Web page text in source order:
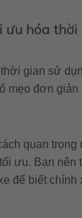
ưu hóa
gian sử
mẹo đơn
quan
ưu. Bạn nên
để biết